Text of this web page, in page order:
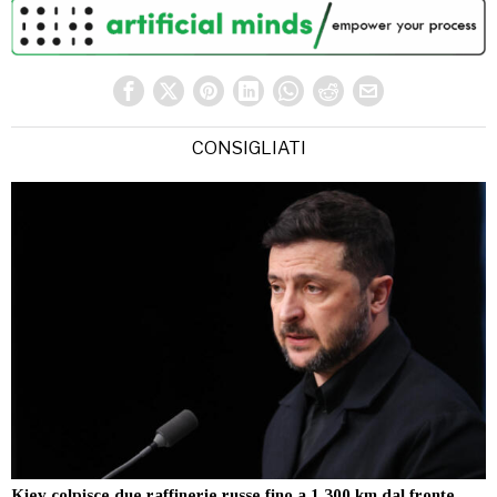
CONSIGLIATI